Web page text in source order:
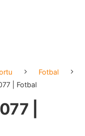
Fotbal
| Fotbal
|